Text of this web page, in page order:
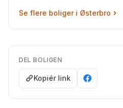
Se flere boliger i Østerbro
DEL BOLIGEN
Kopiér link